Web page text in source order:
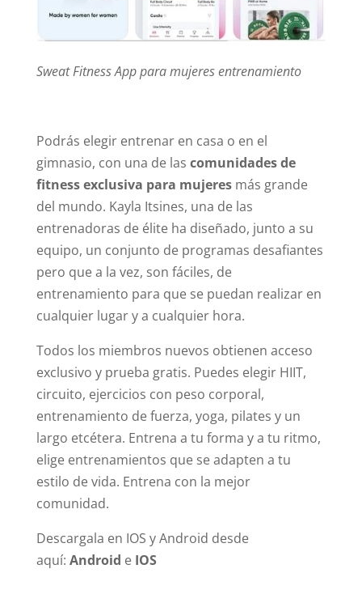
Sweat Fitness App para mujeres entrenamiento
Podrás elegir entrenar en casa o en el
gimnasio, con una de las comunidades de
fitness exclusiva para mujeresmás grande
del mundo. Kayla Itsines, una de las
entrenadoras de élite ha diseñado, junto a su
equipo, un conjunto de programas desafiantes
pero que a la vez, son fáciles, de
entrenamiento para que se puedan realizar en
cualquier lugar y a cualquier hora.
Todos los miembros nuevos obtienen acceso
exclusivo y prueba gratis. Puedes elegir HIIT,
circuito, ejercicios con peso corporal,
entrenamiento de fuerza, yoga, pilates y un
largo etcétera. Entrena a tu forma y a tu ritmo,
elige entrenamientos que se adapten a tu
estilo de vida. Entrena con la mejor
comunidad.
Descargala en IOS y Android desde
aquí: Android e IOS